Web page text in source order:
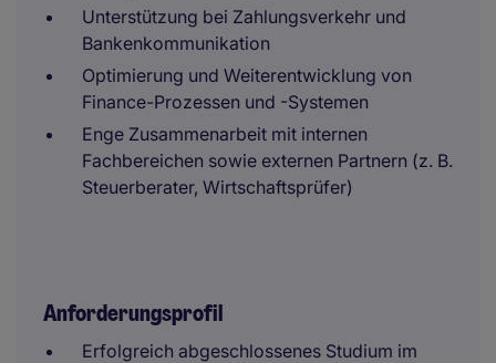
Unterstützung bei Zahlungsverkehr und
Bankenkommunikation
Optimierung und Weiterentwicklung von
Finance-Prozessen und -Systemen
Enge Zusammenarbeit mit internen
Fachbereichen sowie externen Partnern (z. B.
Steuerberater, Wirtschaftsprüfer)
Anforderungsprofil
Erfolgreich abgeschlossenes Studium im